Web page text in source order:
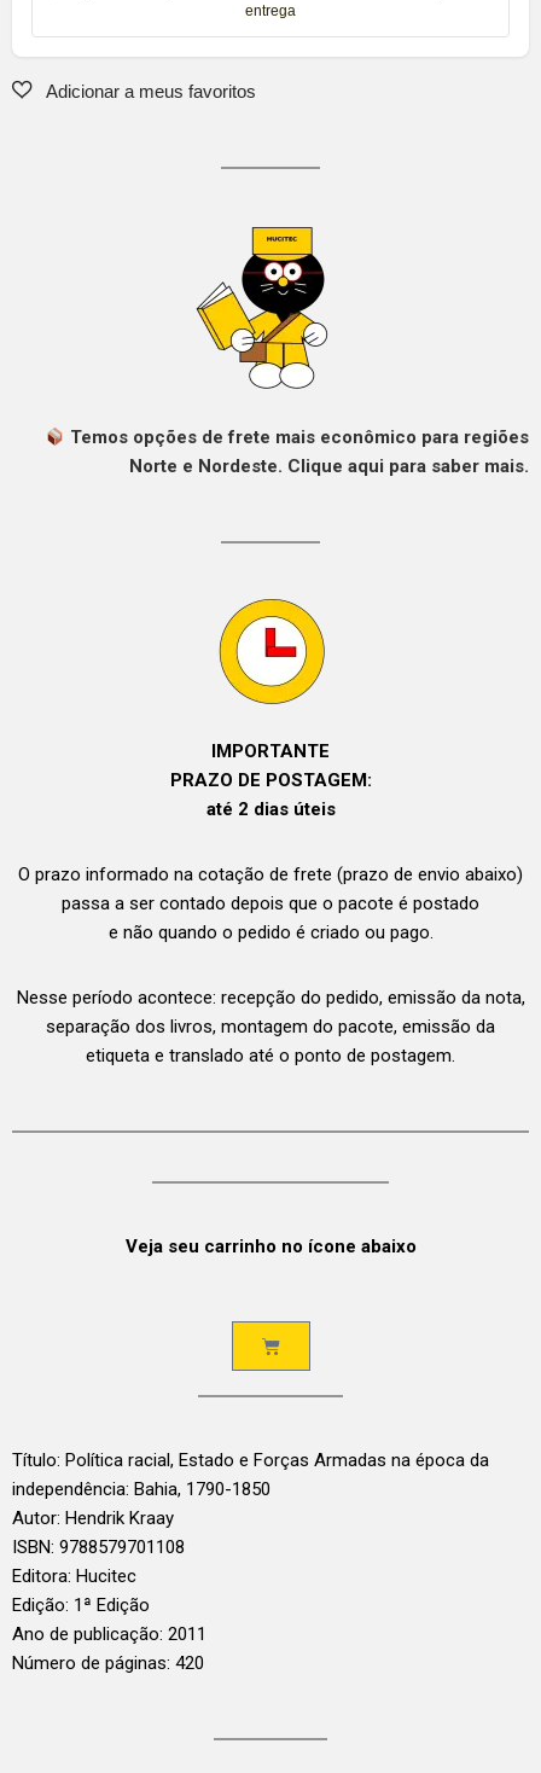
entrega
Temos opções de frete mais econômico para regiões
Norte e Nordeste. Clique aqui para saber mais.
IMPORTANTE
PRAZO DE POSTAGEM:
até 2 dias úteis
O prazo informado na cotação de frete (prazo de envio abaixo)
passa a ser contado depois que o pacote é postado
e não quando o pedido é criado ou pago.
Nesse período acontece: recepção do pedido, emissão da nota,
separação dos livros, montagem do pacote, emissão da
etiqueta e translado até o ponto de postagem.
Veja seu carrinho no ícone abaixo
Título: Política racial, Estado e Forças Armadas na época da
independência: Bahia, 1790-1850
Autor: Hendrik Kraay
ISBN: 9788579701108
Editora: Hucitec
Edição: 1ª Edição
Ano de publicação: 2011
Número de páginas: 420